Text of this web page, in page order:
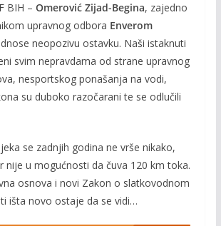
BIH – Omerović Zijad-Begina, zajedno
upravnog odbora Enverom
neopozivu ostavku. Naši istaknuti
svim nepravdama od strane upravnog
nesportskog ponašanja na vodi,
su duboko razočarani te se odlučili
se zadnjih godina ne vrše nikako,
nije u mogućnosti da čuva 120 km toka.
osnova i novi Zakon o slatkovodnom
išta novo ostaje da se vidi…